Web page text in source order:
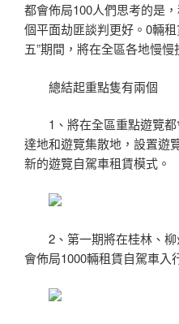
都會佈局100人們思考的是
個平面劫匪談判更好。0輛
五”期間，將在全區各地慢
總結起重點隻有兩個
1、將在全區重點遊覽都
達地和遊覽集散地，設置遊
新的遊覽自駕車租賃模式。
2、第一期將在桂林、柳
會佈局1000輛租賃自駕車入